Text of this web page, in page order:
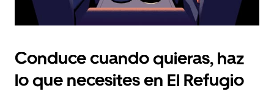
Conduce cuando quieras, haz
lo que necesites en El Refugio